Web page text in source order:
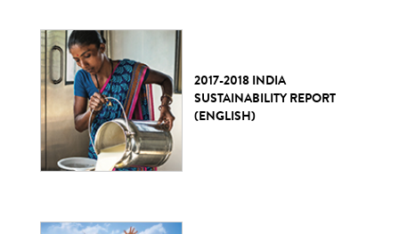
2017-2018 INDIA
SUSTAINABILITY REPORT
(ENGLISH)